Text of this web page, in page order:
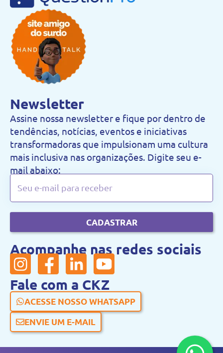
Newsletter
Assine nossa newsletter e fique por dentro de
tendências, notícias, eventos e iniciativas
transformadoras que impulsionam uma cultura
mais inclusiva nas organizações. Digite seu e-
mail abaixo:
CADASTRAR
Acompanhe nas redes sociais
Fale com a CKZ
ACESSE NOSSO WHATSAPP
ENVIE UM E-MAIL